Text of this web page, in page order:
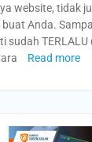
website, tidak
buat Anda.
sudah
Read more